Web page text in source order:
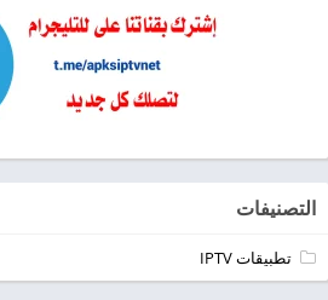
التصنيفات
تطبيقات IPTV